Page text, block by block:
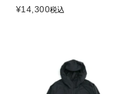
¥14,300税込